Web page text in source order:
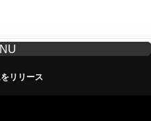
か分からない方へ…まずはご相談く
リリース